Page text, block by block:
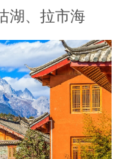
湖、拉市海